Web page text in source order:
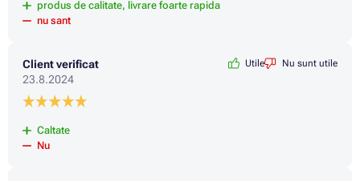
produs de calitate, livrare foarte rapida
nu sant
Client verificat
23.8.2024
Utile Nu sunt utile
Caltate
Nu